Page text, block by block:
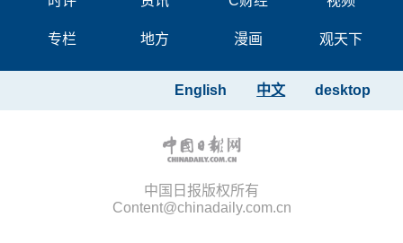
专栏 地方 漫画 观天下
desktop
中文
English
中国日报版权所有
Content@chinadaily.com.cn